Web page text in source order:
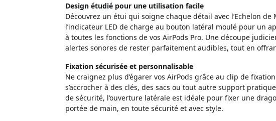
Design étudié pour une utilisation facile
Découvrez un étui qui soigne chaque détail avec l’Echelon
l’indicateur LED de charge au bouton latéral moulé pour un
à toutes les fonctions de vos AirPods Pro. Une découpe
alertes sonores de rester parfaitement audibles, tout en
Fixation sécurisée et personnalisable
Ne craignez plus d’égarer vos AirPods grâce au clip de
s’accrocher à des clés, des sacs ou tout autre support
de sécurité, l’ouverture latérale est idéale pour fixer une
portée de main, en toute sécurité et avec style.